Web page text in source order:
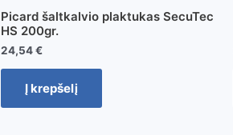
Picard šaltkalvio plaktukas SecuTec
HS 200gr.
24,54€
Į krepšelį